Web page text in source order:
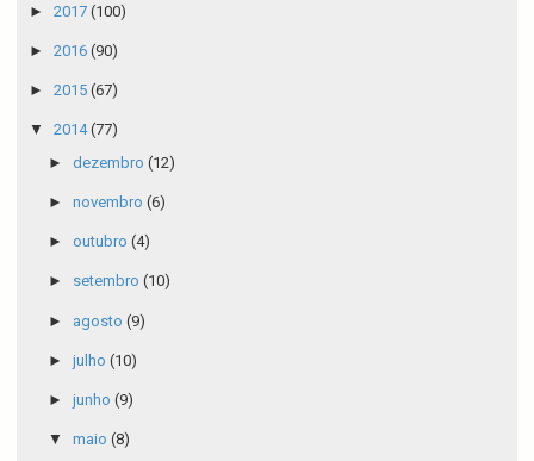
► 2017 (100)
► 2016 (90)
► 2015 (67)
▼ 2014(77)
► dezembro (12)
► novembro (6)
► outubro (4)
► setembro (10)
► agosto (9)
► julho (10)
► junho (9)
▼ maio (8)